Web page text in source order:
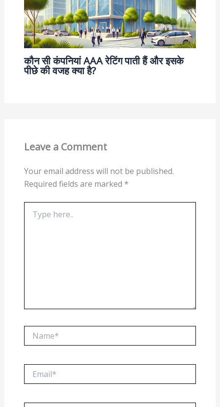
कौन सी कंपनियां AAA रेटिंग पाती हैं और इसके
पीछे की वजह क्या है?
Leave a Comment
Your email address will not be published.
Required fields are marked *
here..